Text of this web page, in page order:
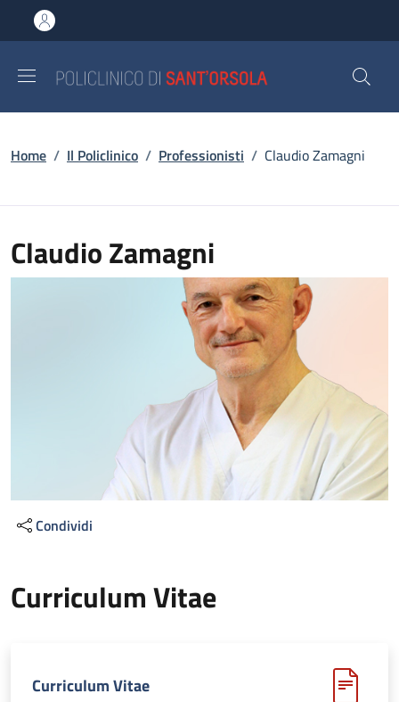
al contenuto principale
to footer content
Briciole di pane
Home / Il Policlinico / Professionisti / Claudio Zamagni
Claudio Zamagni
Condividi
Curriculum Vitae
Curriculum Vitae